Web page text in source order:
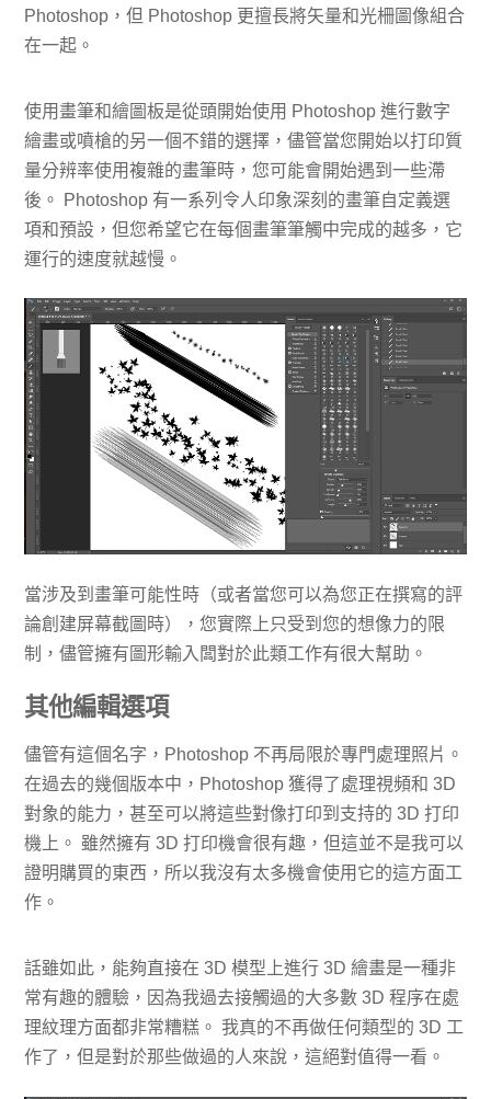
Photoshop，但 Photoshop 更擅長將矢量和光柵圖像組合
在一起。
使用畫筆和繪圖板是從頭開始使用 Photoshop 進行數字
繪畫或噴槍的另一個不錯的選擇，儘管當您開始以打印質
量分辨率使用複雜的畫筆時，您可能會開始遇到一些滯
後。 Photoshop 有一系列令人印象深刻的畫筆自定義選
項和預設，但您希望它在每個畫筆筆觸中完成的越多，它
運行的速度就越慢。
當涉及到畫筆可能性時（或者當您可以為您正在撰寫的評
論創建屏幕截圖時），您實際上只受到您的想像力的限
制，儘管擁有圖形輸入闆對於此類工作有很大幫助。
其他編輯選項
儘管有這個名字，Photoshop 不再局限於專門處理照片。
在過去的幾個版本中，Photoshop 獲得了處理視頻和 3D
對象的能力，甚至可以將這些對像打印到支持的 3D 打印
機上。 雖然擁有 3D 打印機會很有趣，但這並不是我可以
證明購買的東西，所以我沒有太多機會使用它的這方面工
作。
話雖如此，能夠直接在 3D 模型上進行 3D 繪畫是一種非
常有趣的體驗，因為我過去接觸過的大多數 3D 程序在處
理紋理方面都非常糟糕。 我真的不再做任何類型的 3D 工
作了，但是對於那些做過的人來說，這絕對值得一看。